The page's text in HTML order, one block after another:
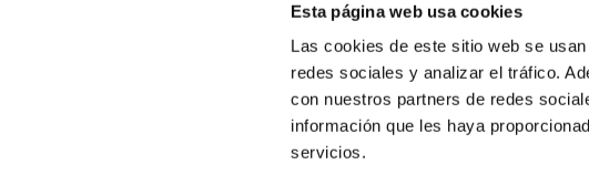
Esta página web usa cookies
Las cookies de este sitio web se
redes sociales y analizar el tráfico.
con nuestros partners de redes
información que les haya
servicios.
CASTELLÓ
VALÈNCIA
ALACANT
CIUDAD